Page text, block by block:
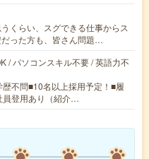
くらい、スグできる仕事からス
った方も、皆さん問題…
/ パソコンスキル不要 / 英語力不
不問■10名以上採用予定！■履
員登用あり（紹介…